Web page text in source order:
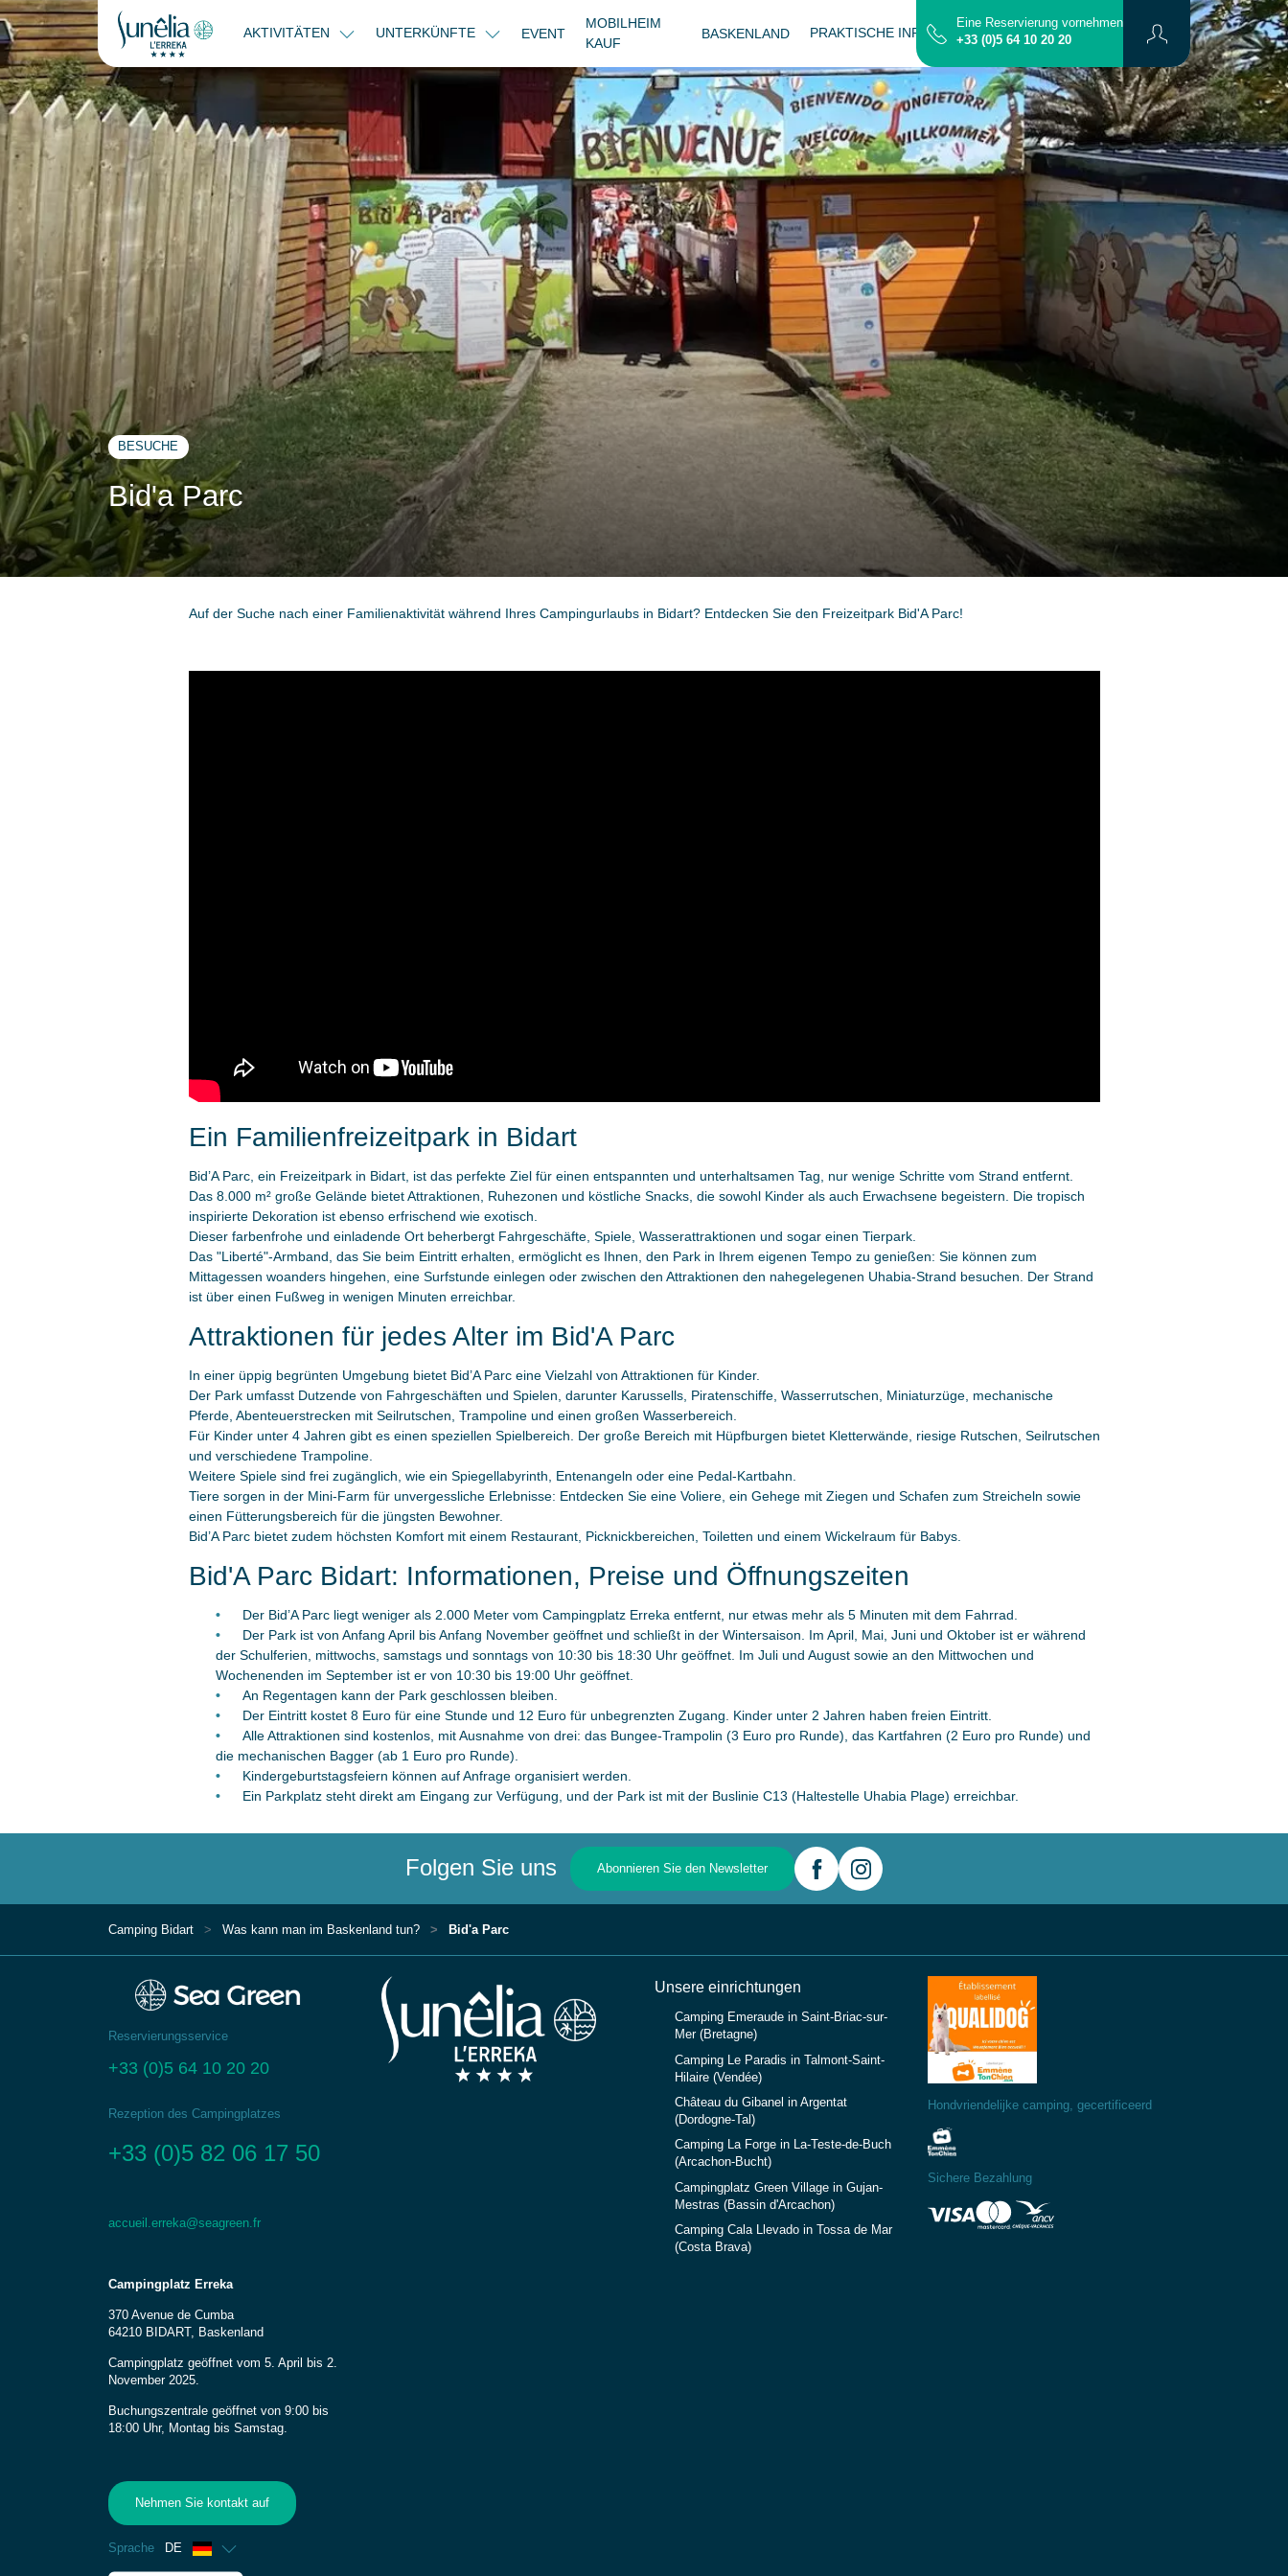
AKTIVITÄTEN UNTERKÜNFTE EVENT
MOBILHEIM
KAUF
BASKENLAND PRAKTISCHE INFORMATIONEN KONTAKT PLAN
Eine Reservierung vornehmen
+33 (0)5 64 10 20 20
BESUCHE
Bid'a Parc
Auf der Suche nach einer Familienaktivität während Ihres Campingurlaubs in Bidart? Entdecken Sie den Freizeitpark Bid'A Parc!
Ein Familienfreizeitpark in Bidart
Bid’A Parc, ein Freizeitpark in Bidart, ist das perfekte Ziel für einen entspannten und unterhaltsamen Tag, nur wenige Schritte vom Strand entfernt.
Das 8.000 m² große Gelände bietet Attraktionen, Ruhezonen und köstliche Snacks, die sowohl Kinder als auch Erwachsene begeistern. Die tropisch
inspirierte Dekoration ist ebenso erfrischend wie exotisch.
Dieser farbenfrohe und einladende Ort beherbergt Fahrgeschäfte, Spiele, Wasserattraktionen und sogar einen Tierpark.
Das "Liberté"-Armband, das Sie beim Eintritt erhalten, ermöglicht es Ihnen, den Park in Ihrem eigenen Tempo zu genießen: Sie können zum
Mittagessen woanders hingehen, eine Surfstunde einlegen oder zwischen den Attraktionen den nahegelegenen Uhabia-Strand besuchen. Der Strand
ist über einen Fußweg in wenigen Minuten erreichbar.
Attraktionen für jedes Alter im Bid'A Parc
In einer üppig begrünten Umgebung bietet Bid’A Parc eine Vielzahl von Attraktionen für Kinder.
Der Park umfasst Dutzende von Fahrgeschäften und Spielen, darunter Karussells, Piratenschiffe, Wasserrutschen, Miniaturzüge, mechanische
Pferde, Abenteuerstrecken mit Seilrutschen, Trampoline und einen großen Wasserbereich.
Für Kinder unter 4 Jahren gibt es einen speziellen Spielbereich. Der große Bereich mit Hüpfburgen bietet Kletterwände, riesige Rutschen, Seilrutschen
und verschiedene Trampoline.
Weitere Spiele sind frei zugänglich, wie ein Spiegellabyrinth, Entenangeln oder eine Pedal-Kartbahn.
Tiere sorgen in der Mini-Farm für unvergessliche Erlebnisse: Entdecken Sie eine Voliere, ein Gehege mit Ziegen und Schafen zum Streicheln sowie
einen Fütterungsbereich für die jüngsten Bewohner.
Bid’A Parc bietet zudem höchsten Komfort mit einem Restaurant, Picknickbereichen, Toiletten und einem Wickelraum für Babys.
Bid'A Parc Bidart: Informationen, Preise und Öffnungszeiten
Der Bid’A Parc liegt weniger als 2.000 Meter vom Campingplatz Erreka entfernt, nur etwas mehr als 5 Minuten mit dem Fahrrad.
Der Park ist von Anfang April bis Anfang November geöffnet und schließt in der Wintersaison. Im April, Mai, Juni und Oktober ist er während
der Schulferien, mittwochs, samstags und sonntags von 10:30 bis 18:30 Uhr geöffnet. Im Juli und August sowie an den Mittwochen und
Wochenenden im September ist er von 10:30 bis 19:00 Uhr geöffnet.
An Regentagen kann der Park geschlossen bleiben.
Der Eintritt kostet 8 Euro für eine Stunde und 12 Euro für unbegrenzten Zugang. Kinder unter 2 Jahren haben freien Eintritt.
Alle Attraktionen sind kostenlos, mit Ausnahme von drei: das Bungee-Trampolin (3 Euro pro Runde), das Kartfahren (2 Euro pro Runde) und
die mechanischen Bagger (ab 1 Euro pro Runde).
Kindergeburtstagsfeiern können auf Anfrage organisiert werden.
Ein Parkplatz steht direkt am Eingang zur Verfügung, und der Park ist mit der Buslinie C13 (Haltestelle Uhabia Plage) erreichbar.
Folgen Sie uns Abonnieren Sie den Newsletter
Camping Bidart Was kann man im Baskenland tun? Bid'a Parc
Reservierungsservice
+33 (0)5 64 10 20 20
Rezeption des Campingplatzes
+33 (0)5 82 06 17 50
accueil.erreka@seagreen.fr
Campingplatz Erreka
370 Avenue de Cumba
64210 BIDART, Baskenland
Campingplatz geöffnet vom 5. April bis 2.
November 2025.
Buchungszentrale geöffnet von 9:00 bis
18:00 Uhr, Montag bis Samstag.
Nehmen Sie kontakt auf
Sprache DE
Unsere einrichtungen
Camping Emeraude in Saint-Briac-sur-
Mer (Bretagne)
Camping Le Paradis in Talmont-Saint-
Hilaire (Vendée)
Château du Gibanel in Argentat
(Dordogne-Tal)
Camping La Forge in La-Teste-de-Buch
(Arcachon-Bucht)
Campingplatz Green Village in Gujan-
Mestras (Bassin d'Arcachon)
Camping Cala Llevado in Tossa de Mar
(Costa Brava)
Hondvriendelijke camping, gecertificeerd
Sichere Bezahlung